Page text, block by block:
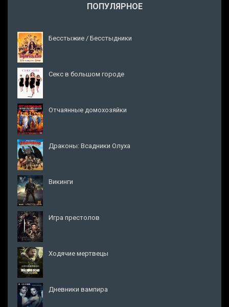
ПОПУЛЯРНОЕ
Бесстыжие / Бесстыдники
Секс в большом городе
Отчаянные домохозяйки
Драконы: Всадники Олуха
Викинги
Игра престолов
Ходячие мертвецы
Дневники вампира